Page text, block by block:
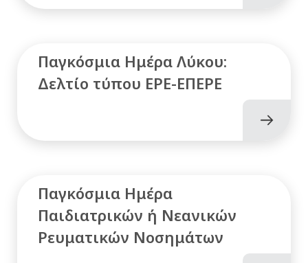
Παγκόσμια Ημέρα Λύκου:
Δελτίο τύπου ΕΡΕ-ΕΠΕΡΕ
Παγκόσμια Ημέρα
Παιδιατρικών ή Νεανικών
Ρευματικών Νοσημάτων